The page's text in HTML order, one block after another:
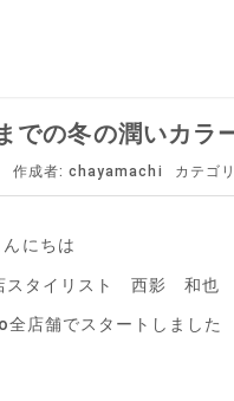
での冬の潤いカラ
作成者:chayamachi カテゴ
にちは
スタイリスト 西影 和也
店舗でスタートしました